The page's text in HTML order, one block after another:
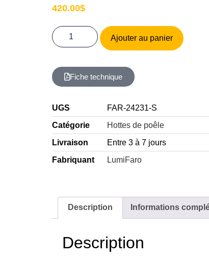
420.00$
Ajouter au panier
Fiche technique
UGS
FAR-24231-S
Catégorie
Hottes de poêle
Livraison
Entre 3 à 7 jours
Fabriquant
LumiFaro
Description Informations
Description